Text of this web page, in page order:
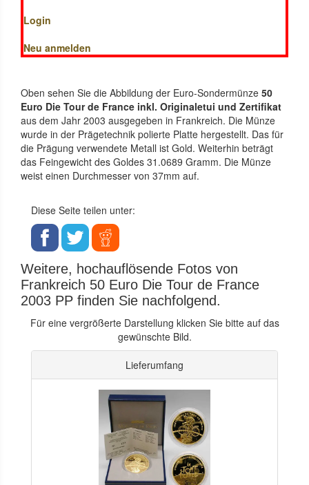
Login
Neu anmelden
Oben sehen Sie die Abbildung der Euro-Sondermünze 50
Euro Die Tour de France inkl. Originaletui und Zertifikat
aus dem Jahr 2003 ausgegeben in Frankreich. Die Münze
wurde in der Prägetechnik polierte Platte hergestellt. Das für
die Prägung verwendete Metall ist Gold. Weiterhin beträgt
das Feingewicht des Goldes 31.0689 Gramm. Die Münze
weist einen Durchmesser von 37mm auf.
Diese Seite teilen unter:
Weitere, hochauflösende Fotos von
Frankreich 50 Euro Die Tour de France
2003 PP finden Sie nachfolgend.
Für eine vergrößerte Darstellung klicken Sie bitte auf das
gewünschte Bild.
Lieferumfang